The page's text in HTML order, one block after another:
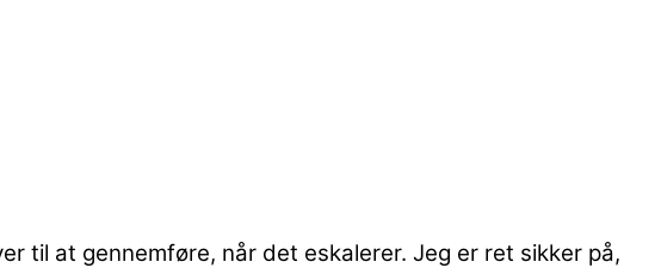
til at gennemføre, når det eskalerer. Jeg er ret sikker på,